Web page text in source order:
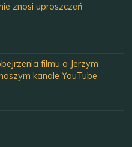
znosi uproszczeń
filmu o Jerzym
kanale YouTube